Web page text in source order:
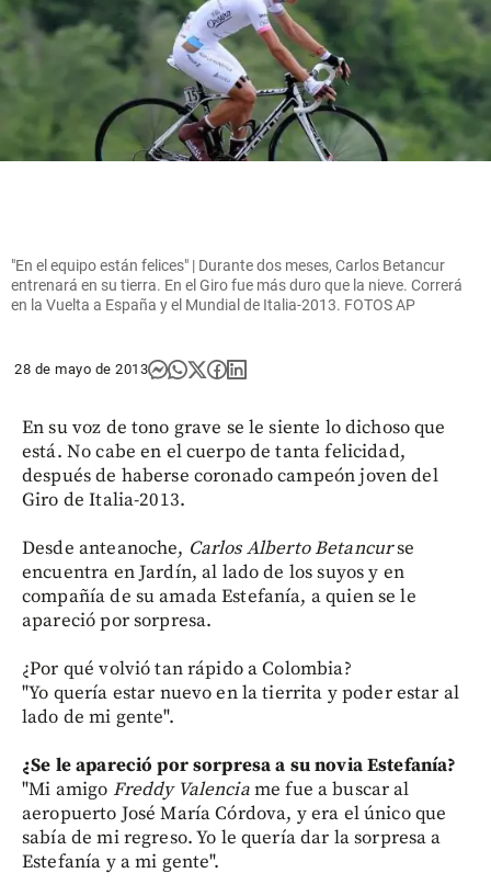
"En el equipo están felices" | Durante dos meses, Carlos Betancur
entrenará en su tierra. En el Giro fue más duro que la nieve. Correrá
en la Vuelta a España y el Mundial de Italia-2013. FOTOS AP
28 de mayo de 2013
En su voz de tono grave se le siente lo dichoso que
está. No cabe en el cuerpo de tanta felicidad,
después de haberse coronado campeón joven del
Giro de Italia-2013.
Desde anteanoche, Carlos Alberto Betancurse
encuentra en Jardín, al lado de los suyos y en
compañía de su amada Estefanía, a quien se le
apareció por sorpresa.
¿Por qué volvió tan rápido a Colombia?
"Yo quería estar nuevo en la tierrita y poder estar al
lado de mi gente".
¿Se le apareció por sorpresa a su novia Estefanía?
"Mi amigo Freddy Valenciame fue a buscar al
aeropuerto José María Córdova, y era el único que
sabía de mi regreso. Yo le quería dar la sorpresa a
Estefanía y a mi gente".